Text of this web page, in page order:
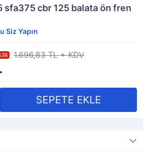
sfa375 cbr 125 balata ön fren
Siz Yapın
1.696,83 TL + KDV